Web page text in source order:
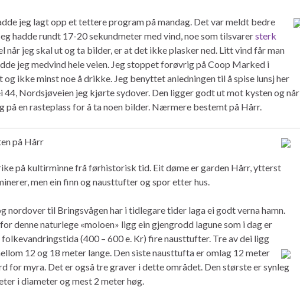
jeg lagt opp et tettere program på mandag. Det var meldt bedre
hadde rundt 17-20 sekundmeter med vind, noe som tilsvarersterk
når jeg skal ut og ta bilder, er at det ikke plasker ned. Litt vind får man
jeg medvind hele veien. Jeg stoppet forøvrig på Coop Marked i
ikke minst noe å drikke. Jeg benyttet anledningen til å spise lunsj her
Nordsjøveien jeg kjørte sydover. Den ligger godt ut mot kysten og når
på en rasteplass for å ta noen bilder. Nærmere bestemt på Hårr.
på Hårr
på kultirminne frå førhistorisk tid. Eit døme er garden Hårr, ytterst
men ein finn og nausttufter og spor etter hus.
nordover til Bringsvågen har i tidlegare tider laga ei godt verna hamn.
denne naturlege «moloen» ligg ein gjengrodd lagune som i dag er
folkevandringstida (400 – 600 e. Kr) fire nausttufter. Tre av dei ligg
12 og 18 meter lange. Den siste nausttufta er omlag 12 meter
for myra. Det er også tre graver i dette området. Den største er synleg
i diameter og mest 2 meter høg.